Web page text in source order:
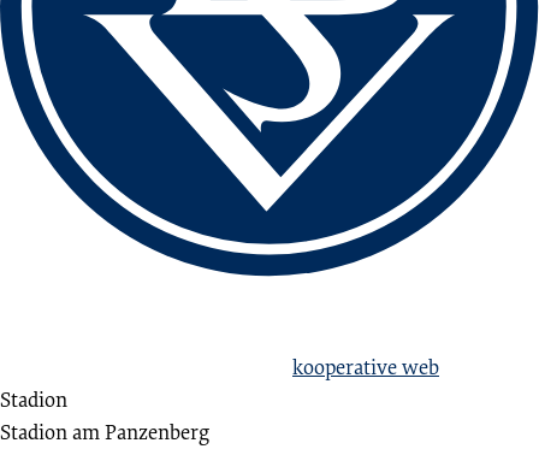
kooperative web
Stadion
Stadion am Panzenberg